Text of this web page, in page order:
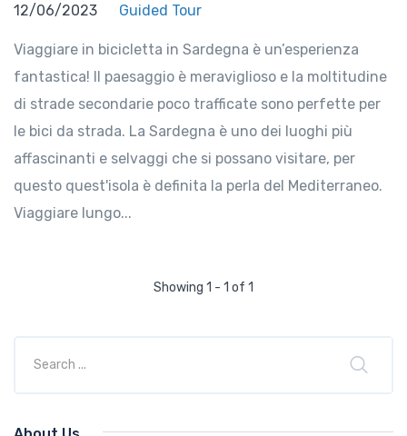
12/06/2023 Guided Tour
Viaggiare in bicicletta in Sardegna è un’esperienza
fantastica! Il paesaggio è meraviglioso e la moltitudine
di strade secondarie poco trafficate sono perfette per
le bici da strada. La Sardegna è uno dei luoghi più
affascinanti e selvaggi che si possano visitare, per
questo quest'isola è definita la perla del Mediterraneo.
Viaggiare lungo...
Showing 1 - 1 of 1